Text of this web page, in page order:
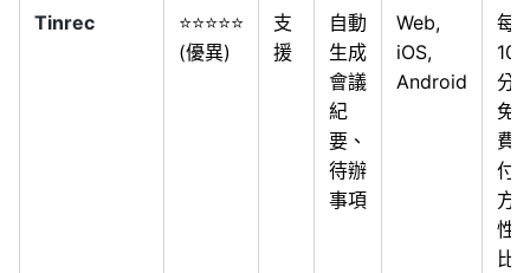
Tinrec
⭐⭐⭐⭐⭐
(優異)
支
援
自動
生成
會議
紀
要、
待辦
事項
Web,
iOS,
Android
每
100
分
免
費
付
方
性
比